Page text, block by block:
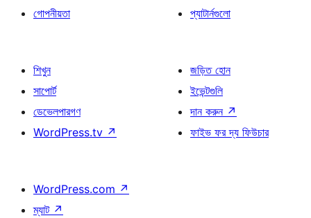
গোপনীয়তা
প্যাটার্নগুলো
শিখুন
সাপোর্ট
ডেভেলপারগণ
WordPress.tv ↗
জড়িত হোন
ইভেন্টগুলি
দান করুন ↗
ফাইভ ফর দ্য ফিউচার
WordPress.com ↗
ম্যাট ↗